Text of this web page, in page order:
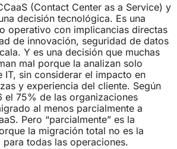
(Contact Center as a Service) y
decisión tecnológica. Es una
operativo con implicancias directas
de innovación, seguridad de datos
Y es una decisión que muchas
mal porque la analizan solo
IT, sin considerar el impacto en
y experiencia del cliente. Según
el 75% de las organizaciones
al menos parcialmente a
Pero “parcialmente” es la
la migración total no es la
todas las operaciones.